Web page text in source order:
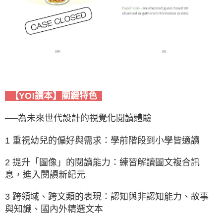
【YO!讀本】關鍵特色
──為未來世代設計的視覺化閱讀體驗
1 重視幼兒的偏好與需求：學前階段到小學皆適讀
2 提升「圖像」的閱讀能力：練習解讀圖文複合訊
息，進入閱讀新紀元
3 跨領域、跨文類的表現：認知與非認知能力、故事
與知識、國內外精選文本